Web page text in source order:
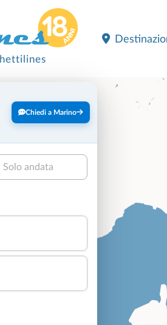
Chiedi a Marino
Solo andata